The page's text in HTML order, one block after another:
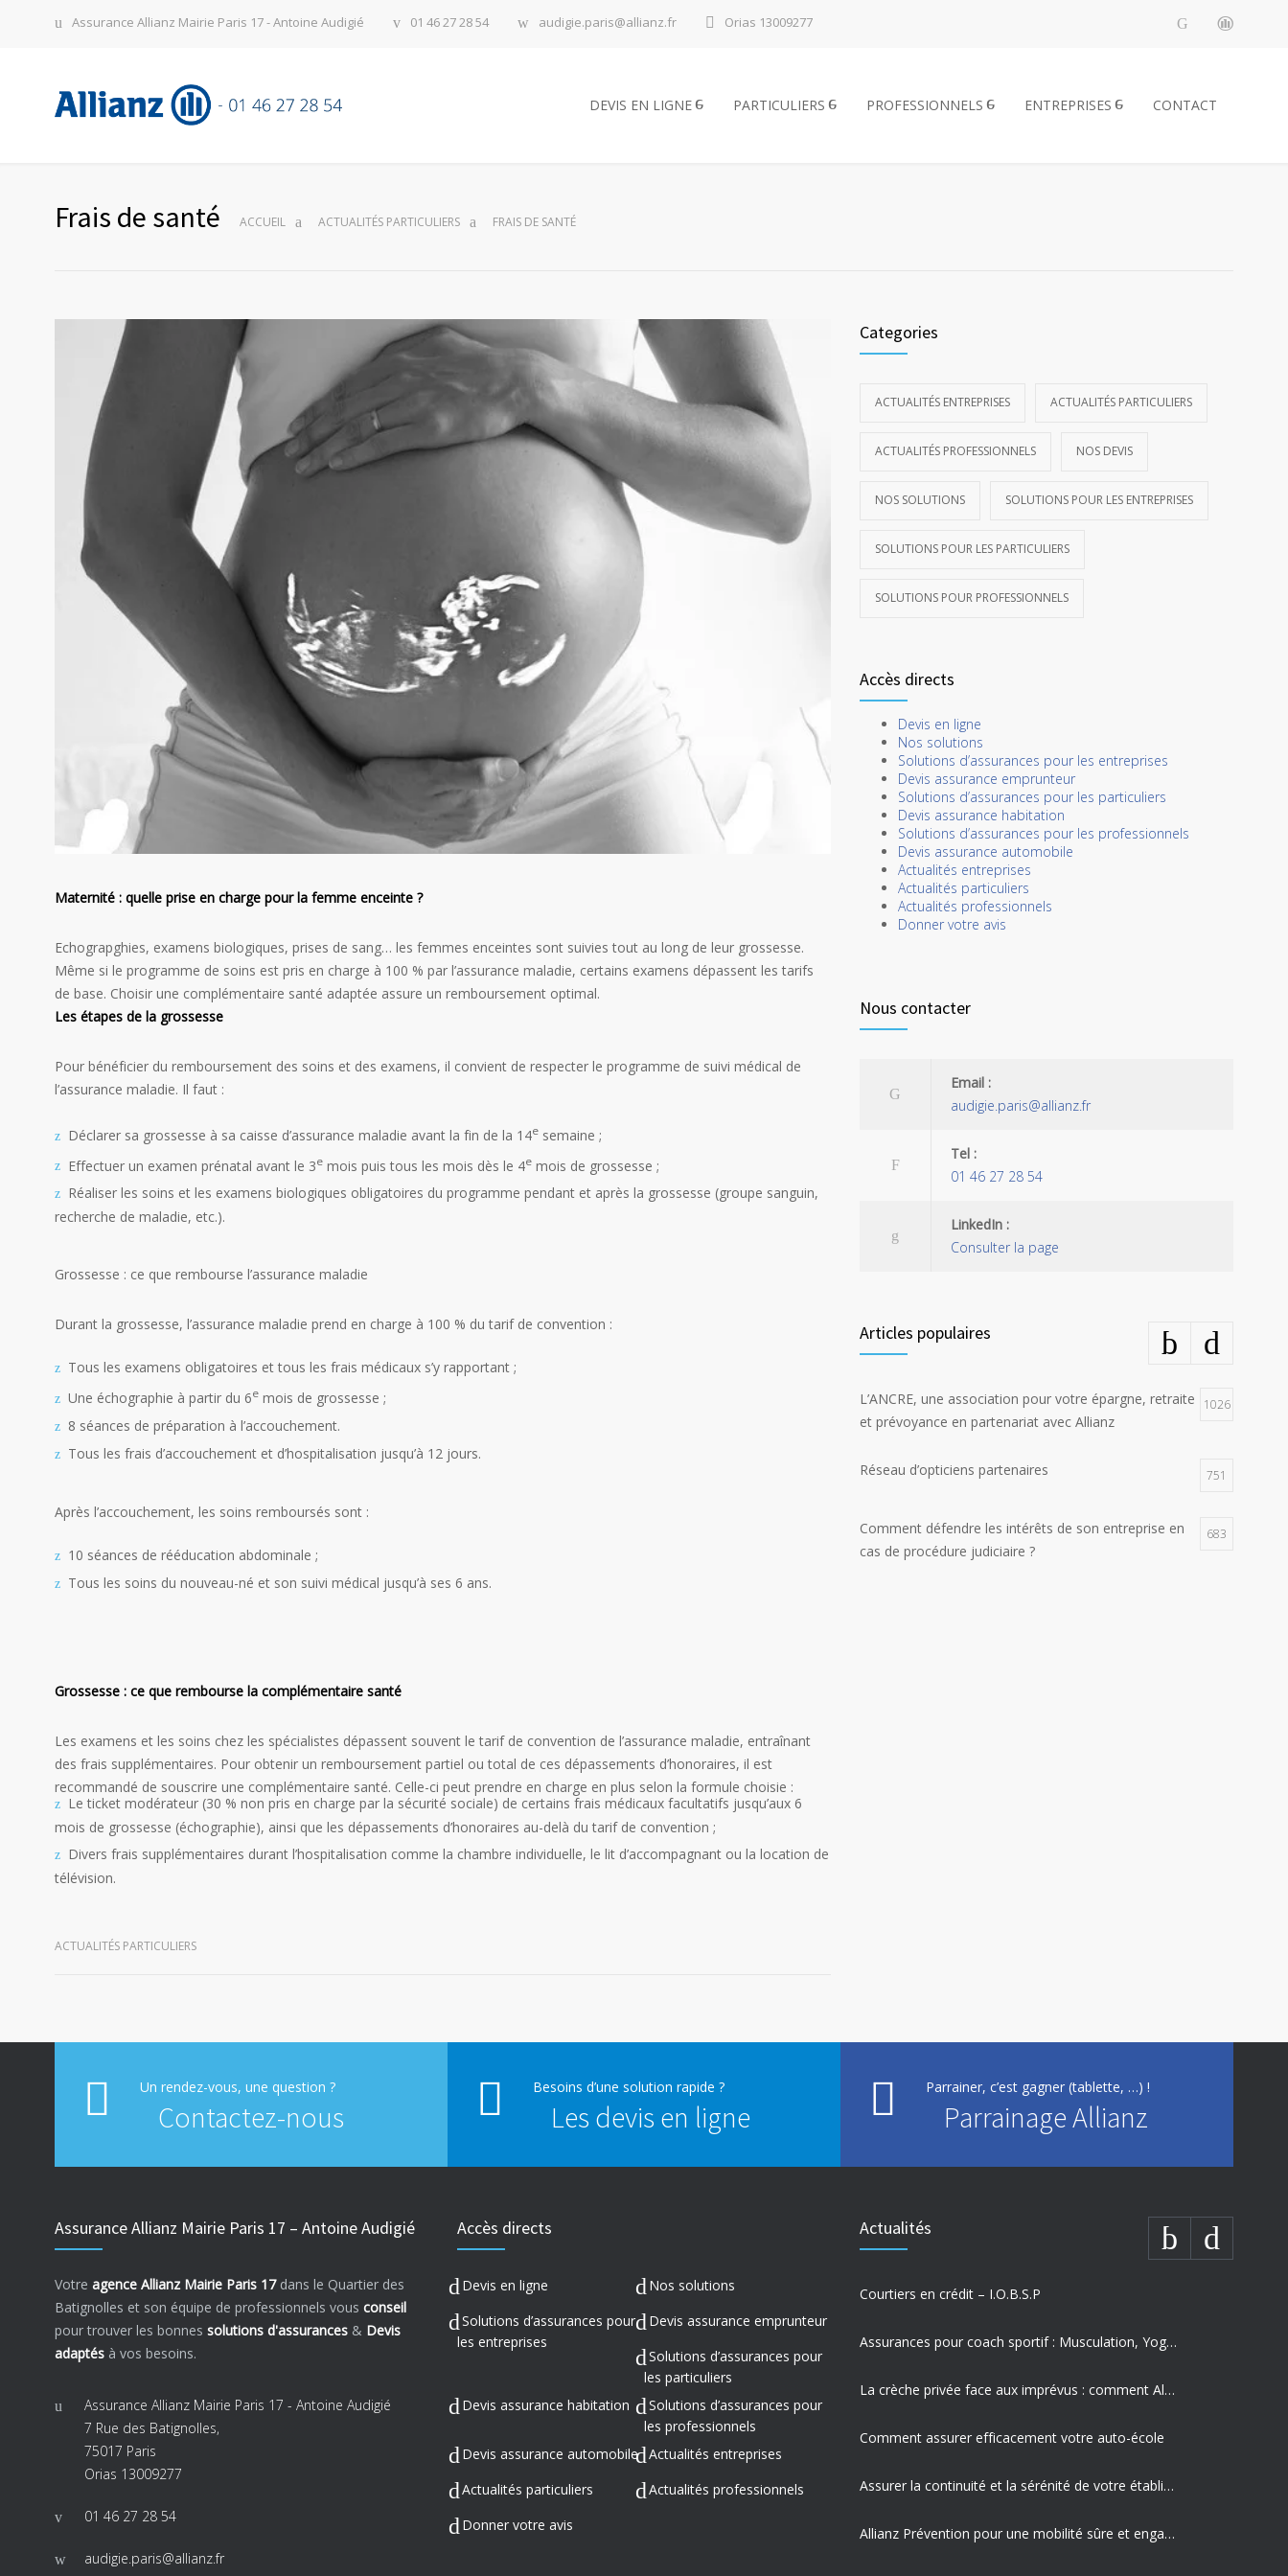
Assurance Allianz Mairie Paris 17 - Antoine Audigié 01 46 27 28 54 audigie.paris@allianz.fr Orias 13009277
DEVIS EN LIGNE PARTICULIERS PROFESSIONNELS ENTREPRISES CONTACT
Frais de santé ACCUEIL ACTUALITÉS PARTICULIERS FRAIS DE SANTÉ
Maternité : quelle prise en charge pour la femme enceinte ?
Echograpghies, examens biologiques, prises de sang… les femmes enceintes sont suivies tout au long de leur grossesse.
Même si le programme de soins est pris en charge à 100 % par l’assurance maladie, certains examens dépassent les tarifs
de base. Choisir une complémentaire santé adaptée assure un remboursement optimal.
Les étapes de la grossesse
Pour bénéficier du remboursement des soins et des examens, il convient de respecter le programme de suivi médical de
l’assurance maladie. Il faut :
Déclarer sa grossesse à sa caisse d’assurance maladie avant la fin de la 14e semaine ;
Effectuer un examen prénatal avant le 3e mois puis tous les mois dès le 4e mois de grossesse ;
Réaliser les soins et les examens biologiques obligatoires du programme pendant et après la grossesse (groupe sanguin,
recherche de maladie, etc.).
Grossesse : ce que rembourse l’assurance maladie
Durant la grossesse, l’assurance maladie prend en charge à 100 % du tarif de convention :
Tous les examens obligatoires et tous les frais médicaux s’y rapportant ;
Une échographie à partir du 6e mois de grossesse ;
8 séances de préparation à l’accouchement.
Tous les frais d’accouchement et d’hospitalisation jusqu’à 12 jours.
Après l’accouchement, les soins remboursés sont :
10 séances de rééducation abdominale ;
Tous les soins du nouveau-né et son suivi médical jusqu’à ses 6 ans.
Grossesse : ce que rembourse la complémentaire santé
Les examens et les soins chez les spécialistes dépassent souvent le tarif de convention de l’assurance maladie, entraînant
des frais supplémentaires. Pour obtenir un remboursement partiel ou total de ces dépassements d’honoraires, il est
recommandé de souscrire une complémentaire santé. Celle-ci peut prendre en charge en plus selon la formule choisie :
Le ticket modérateur (30 % non pris en charge par la sécurité sociale) de certains frais médicaux facultatifs jusqu’aux 6
mois de grossesse (échographie), ainsi que les dépassements d’honoraires au-delà du tarif de convention ;
Divers frais supplémentaires durant l’hospitalisation comme la chambre individuelle, le lit d’accompagnant ou la location de
télévision.
ACTUALITÉS PARTICULIERS
Categories
ACTUALITÉS ENTREPRISES ACTUALITÉS PARTICULIERS
ACTUALITÉS PROFESSIONNELS NOS DEVIS
NOS SOLUTIONS SOLUTIONS POUR LES ENTREPRISES
SOLUTIONS POUR LES PARTICULIERS
SOLUTIONS POUR PROFESSIONNELS
Accès directs
Devis en ligne
Nos solutions
Solutions d’assurances pour les entreprises
Devis assurance emprunteur
Solutions d’assurances pour les particuliers
Devis assurance habitation
Solutions d’assurances pour les professionnels
Devis assurance automobile
Actualités entreprises
Actualités particuliers
Actualités professionnels
Donner votre avis
Nous contacter
Email :
audigie.paris@allianz.fr
Tel :
01 46 27 28 54
LinkedIn :
Consulter la page
Articles populaires
L’ANCRE, une association pour votre épargne, retraite
et prévoyance en partenariat avec Allianz
1026
Réseau d’opticiens partenaires 751
Comment défendre les intérêts de son entreprise en
cas de procédure judiciaire ?
683
Un rendez-vous, une question ?
Contactez-nous
Besoins d’une solution rapide ?
Les devis en ligne
Parrainer, c’est gagner (tablette, …) !
Parrainage Allianz
Assurance Allianz Mairie Paris 17 – Antoine Audigié
Votre agence Allianz Mairie Paris 17dans le Quartier des
Batignolles et son équipe de professionnels vous conseil
pour trouver les bonnes solutions d'assurances & Devis
adaptés à vos besoins.
Assurance Allianz Mairie Paris 17 - Antoine Audigié
7 Rue des Batignolles,
75017 Paris
Orias 13009277
01 46 27 28 54
audigie.paris@allianz.fr
Accès directs
Devis en ligne
Nos solutions
Solutions d’assurances pour
les entreprises
Devis assurance emprunteur
Solutions d’assurances pour
les particuliers
Devis assurance habitation
Solutions d’assurances pour
les professionnels
Devis assurance automobile Actualités entreprises
Actualités particuliers
Actualités professionnels
Donner votre avis
Actualités
Courtiers en crédit – I.O.B.S.P
Assurances pour coach sportif : Musculation, Yoga et Équitation
La crèche privée face aux imprévus : comment Allianz protège vos missions les plus précieuses
Comment assurer efficacement votre auto-école
Assurer la continuité et la sérénité de votre établissement privé
Allianz Prévention pour une mobilité sûre et engagement sociétal